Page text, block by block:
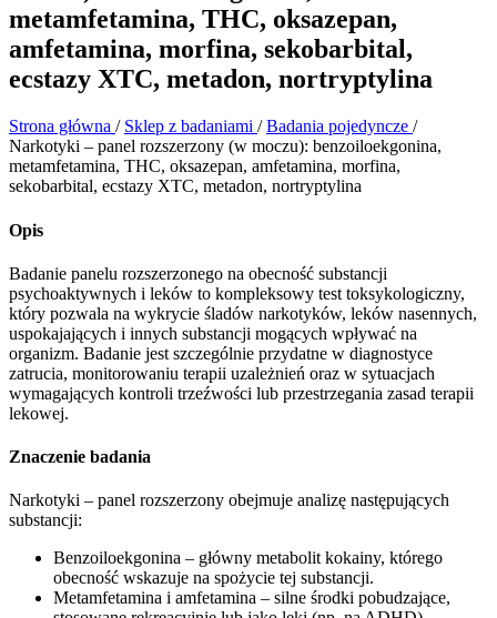
metamfetamina, THC, oksazepan,
amfetamina, morfina, sekobarbital,
ecstazy XTC, metadon, nortryptylina
Strona główna / Sklep z badaniami / Badania pojedyncze /
Narkotyki – panel rozszerzony (w moczu): benzoiloekgonina,
metamfetamina, THC, oksazepan, amfetamina, morfina,
sekobarbital, ecstazy XTC, metadon, nortryptylina
Opis
Badanie panelu rozszerzonego na obecność substancji
psychoaktywnych i leków to kompleksowy test toksykologiczny,
który pozwala na wykrycie śladów narkotyków, leków nasennych,
uspokajających i innych substancji mogących wpływać na
organizm. Badanie jest szczególnie przydatne w diagnostyce
zatrucia, monitorowaniu terapii uzależnień oraz w sytuacjach
wymagających kontroli trzeźwości lub przestrzegania zasad terapii
lekowej.
Znaczenie badania
Narkotyki – panel rozszerzony obejmuje analizę następujących
substancji:
Benzoiloekgonina – główny metabolit kokainy, którego
obecność wskazuje na spożycie tej substancji.
Metamfetamina i amfetamina – silne środki pobudzające,